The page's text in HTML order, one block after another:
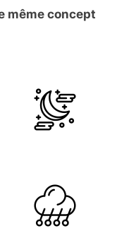
même concept